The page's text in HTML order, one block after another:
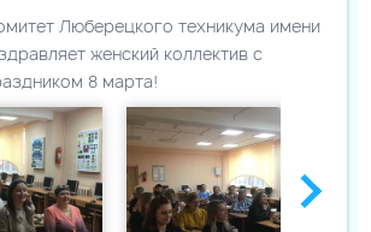
Люберецкого техникума имени
женский коллектив с
8 марта!